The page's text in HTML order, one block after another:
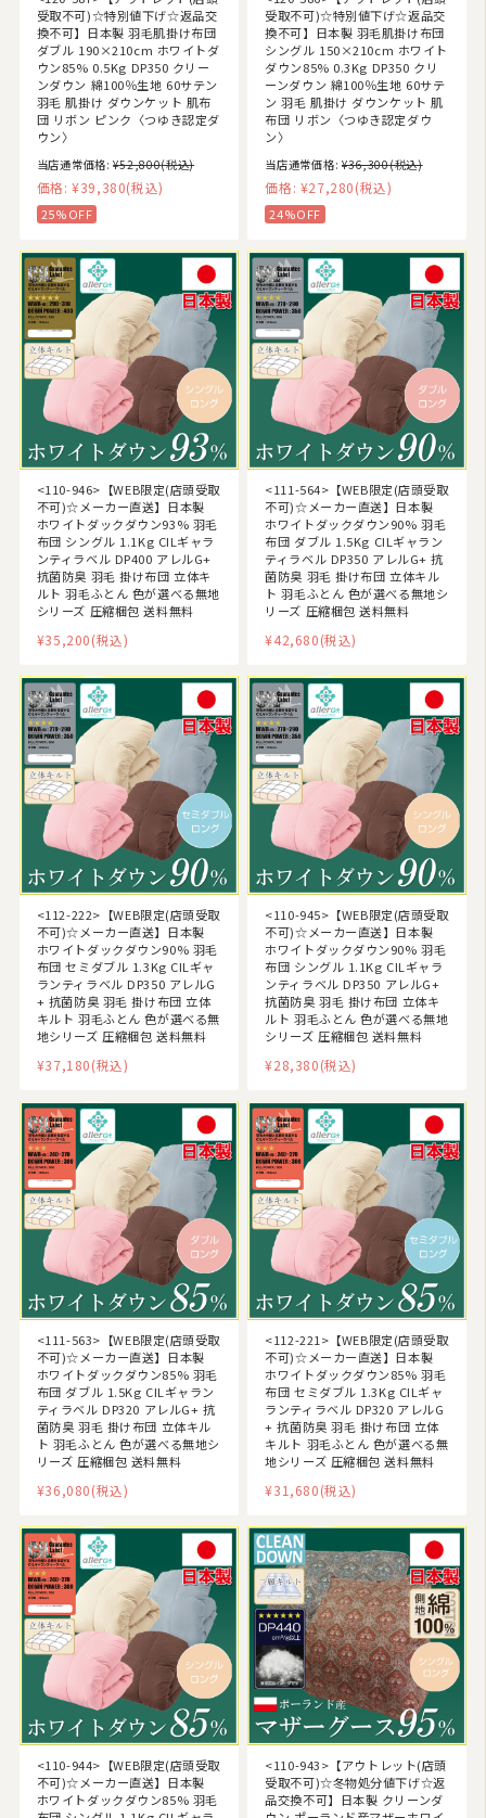
受取不可)☆特別値下げ☆返品交
換不可】日本製 羽毛肌掛け布団
ダブル 190×210cm ホワイトダ
ウン85% 0.5Kg DP350 クリー
ンダウン 綿100％生地 60サテン
羽毛 肌掛け ダウンケット 肌布
団 リボン ピンク〈つゆき認定ダ
ウン〉
当店通常価格: ¥52,800(税込)
価格: ¥39,380(税込)
25%OFF
受取不可)☆特別値下げ☆返品交
換不可】日本製 羽毛肌掛け布団
シングル 150×210cm ホワイト
ダウン85% 0.3Kg DP350 クリ
ーンダウン 綿100％生地 60サテ
ン 羽毛 肌掛け ダウンケット 肌
布団 リボン〈つゆき認定ダウ
ン〉
当店通常価格: ¥36,300(税込)
価格: ¥27,280(税込)
24%OFF
<110-946>【WEB限定(店頭受取
不可)☆メーカー直送】日本製
ホワイトダックダウン93% 羽毛
布団 シングル 1.1Kg CILギャラ
ンティラベル DP400 アレルG+
抗菌防臭 羽毛 掛け布団 立体キ
ルト 羽毛ふとん 色が選べる無地
シリーズ 圧縮梱包 送料無料
¥35,200(税込)
<111-564>【WEB限定(店頭受取
不可)☆メーカー直送】日本製
ホワイトダックダウン90% 羽毛
布団 ダブル 1.5Kg CILギャラン
ティラベル DP350 アレルG+ 抗
菌防臭 羽毛 掛け布団 立体キル
ト 羽毛ふとん 色が選べる無地シ
リーズ 圧縮梱包 送料無料
¥42,680(税込)
<112-222>【WEB限定(店頭受取
不可)☆メーカー直送】日本製
ホワイトダックダウン90% 羽毛
布団 セミダブル 1.3Kg CILギャ
ランティラベル DP350 アレルG
+ 抗菌防臭 羽毛 掛け布団 立体
キルト 羽毛ふとん 色が選べる無
地シリーズ 圧縮梱包 送料無料
¥37,180(税込)
<110-945>【WEB限定(店頭受取
不可)☆メーカー直送】日本製
ホワイトダックダウン90% 羽毛
布団 シングル 1.1Kg CILギャラ
ンティラベル DP350 アレルG+
抗菌防臭 羽毛 掛け布団 立体キ
ルト 羽毛ふとん 色が選べる無地
シリーズ 圧縮梱包 送料無料
¥28,380(税込)
<111-563>【WEB限定(店頭受取
不可)☆メーカー直送】日本製
ホワイトダックダウン85% 羽毛
布団 ダブル 1.5Kg CILギャラン
ティラベル DP320 アレルG+ 抗
菌防臭 羽毛 掛け布団 立体キル
ト 羽毛ふとん 色が選べる無地シ
リーズ 圧縮梱包 送料無料
¥36,080(税込)
<112-221>【WEB限定(店頭受取
不可)☆メーカー直送】日本製
ホワイトダックダウン85% 羽毛
布団 セミダブル 1.3Kg CILギャ
ランティラベル DP320 アレルG
+ 抗菌防臭 羽毛 掛け布団 立体
キルト 羽毛ふとん 色が選べる無
地シリーズ 圧縮梱包 送料無料
¥31,680(税込)
<110-944>【WEB限定(店頭受取
不可)☆メーカー直送】日本製
ホワイトダックダウン85% 羽毛
<110-943>【アウトレット(店頭
受取不可)☆冬物処分値下げ☆返
品交換不可】日本製 クリーンダ